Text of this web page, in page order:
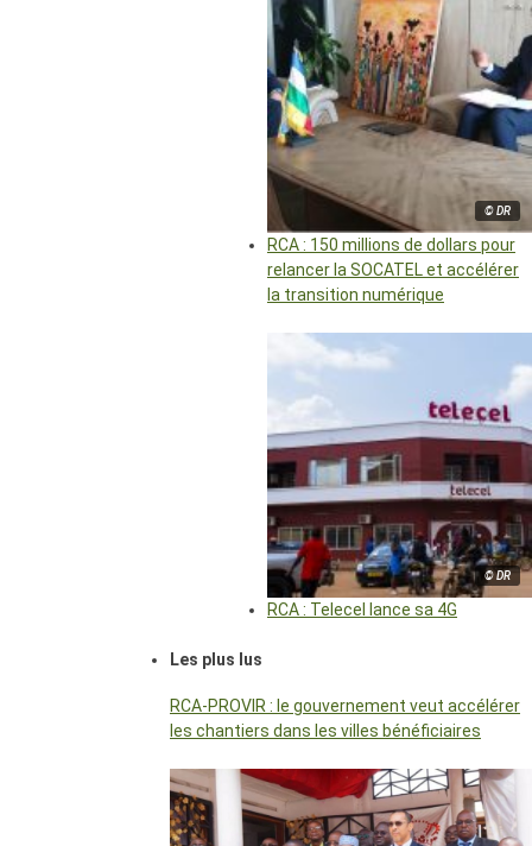
© DR
RCA : 150 millions de dollars pour
relancer la SOCATEL et accélérer
la transition numérique
© DR
RCA : Telecel lance sa 4G
Les plus lus
RCA-PROVIR : le gouvernement veut accélérer
les chantiers dans les villes bénéficiaires